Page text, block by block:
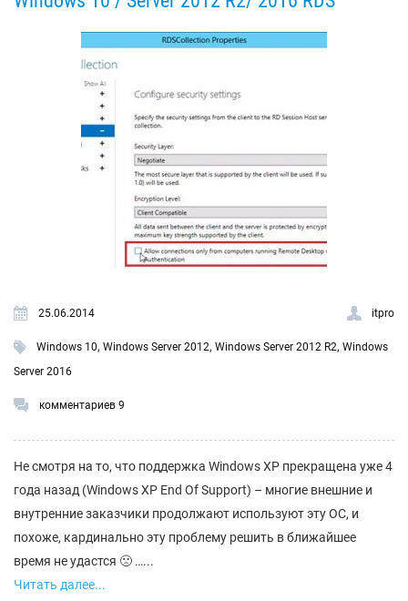
25.06.2014 itpro
Windows 10, Windows Server 2012, Windows Server 2012 R2, Windows
Server 2016
комментариев 9
Не смотря на то, что поддержка Windows XP прекращена уже 4
года назад (Windows XP End Of Support) – многие внешние и
внутренние заказчики продолжают используют эту ОС, и
похоже, кардинально эту проблему решить в ближайшее
время не удастся 🙁 …...
Читать далее...